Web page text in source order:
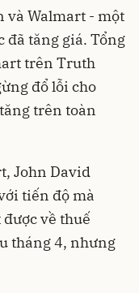
và Walmart - một
đã tăng giá. Tổng
trên Truth
đổ lỗi cho
trên toàn
John David
tiến độ mà
về thuế
tháng 4, nhưng